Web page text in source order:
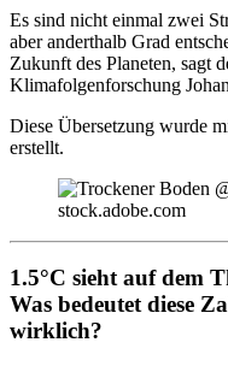
Es sind nicht einmal zwei
aber anderthalb Grad
Zukunft des Planeten, sagt
Klimafolgenforschung
Diese Übersetzung wurde
erstellt.
1.5°C sieht auf dem
Was bedeutet diese
wirklich?